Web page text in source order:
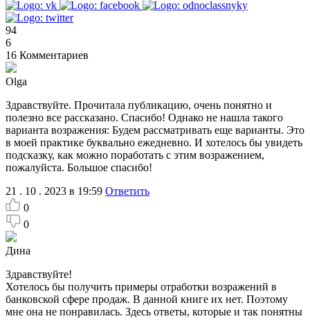
94
6
16 Комментариев
Olga
Здравствуйте. Прочитала публикацию, очень понятно и
полезно все рассказано. Спасибо! Однако не нашла такого
варианта возражения: Будем рассматривать еще варианты. Это
в моей практике буквально ежедневно. И хотелось бы увидеть
подсказку, как можно поработать с этим возражением,
пожалуйста. Большое спасибо!
21 . 10 . 2023 в 19:59 Ответить
0
0
Дина
Здравствуйте!
Хотелось бы получить примеры отработки возражений в
банковской сфере продаж. В данной книге их нет. Поэтому
мне она не понравилась. Здесь ответы, которые и так понятны